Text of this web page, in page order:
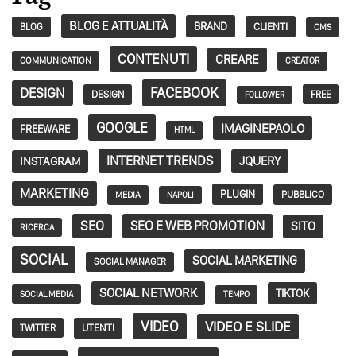
BLOG BLOG E ATTUALITÀ BRAND CLIENTI CMS
COMMUNICATION CONTENUTI CREARE CREATOR
DESIGN DESIGN FACEBOOK FOLLOWER FREE
FREEWARE GOOGLE HTML IMAGINEPAOLO
INSTAGRAM INTERNET TRENDS JQUERY
MARKETING MEDIA NAPOLI PLUGIN PUBBLICO
RICERCA SEO SEO E WEB PROMOTION SITO
SOCIAL SOCIAL MANAGER SOCIAL MARKETING
SOCIAL MEDIA SOCIAL NETWORK TEMPO TIKTOK
TWITTER UTENTI VIDEO VIDEO E SLIDE